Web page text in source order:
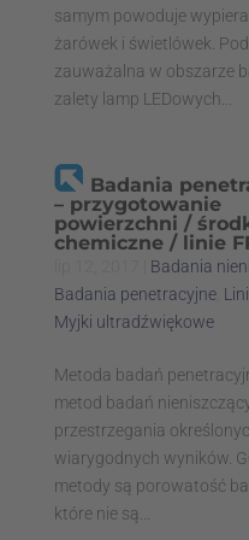
samym powoduje
żarówek i świetlówek.
zauważalna w obszarze
zalety lamp LEDowych...
Badania
– przygotowanie
powierzchni /
chemiczne / linie
Badania
Badania penetracyjne,
Myjki ultradźwiękowe
Metoda badań
metod badań
przestrzegania
wiarygodnych wyników.
metody są porowatość
które nie są...